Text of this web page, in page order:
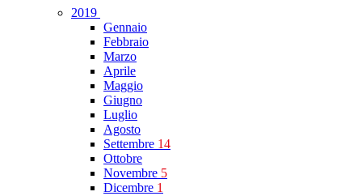
2019
Gennaio
Febbraio
Marzo
Aprile
Maggio
Giugno
Luglio
Agosto
Settembre 14
Ottobre
Novembre 5
Dicembre 1